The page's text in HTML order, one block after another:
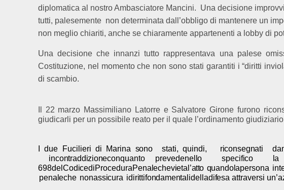
diplomatica al nostro Ambasciatore Mancini. Una decisione
tutti, palesemente non determinata dall’obbligo di mantenere un
non meglio chiariti, anche se chiaramente appartenenti a lobby di
Una decisione che innanzi tutto rappresentava una palese
Costituzione, nel momento che non sono stati garantiti i “diritti
di scambio.
Il 22 marzo Massimiliano Latorre e Salvatore Girone furono
giudicarli per un possibile reato per il quale l’ordinamento
I due Fucilieri di Marina sono stati, quindi, riconsegnati
incontraddizioneconquanto prevedenel o specifico la
698del CodicediProceduraPena lechevieta l’atto quandolapersona
pena leche nonassicura idirittifondamenta idel adifesa attraversi